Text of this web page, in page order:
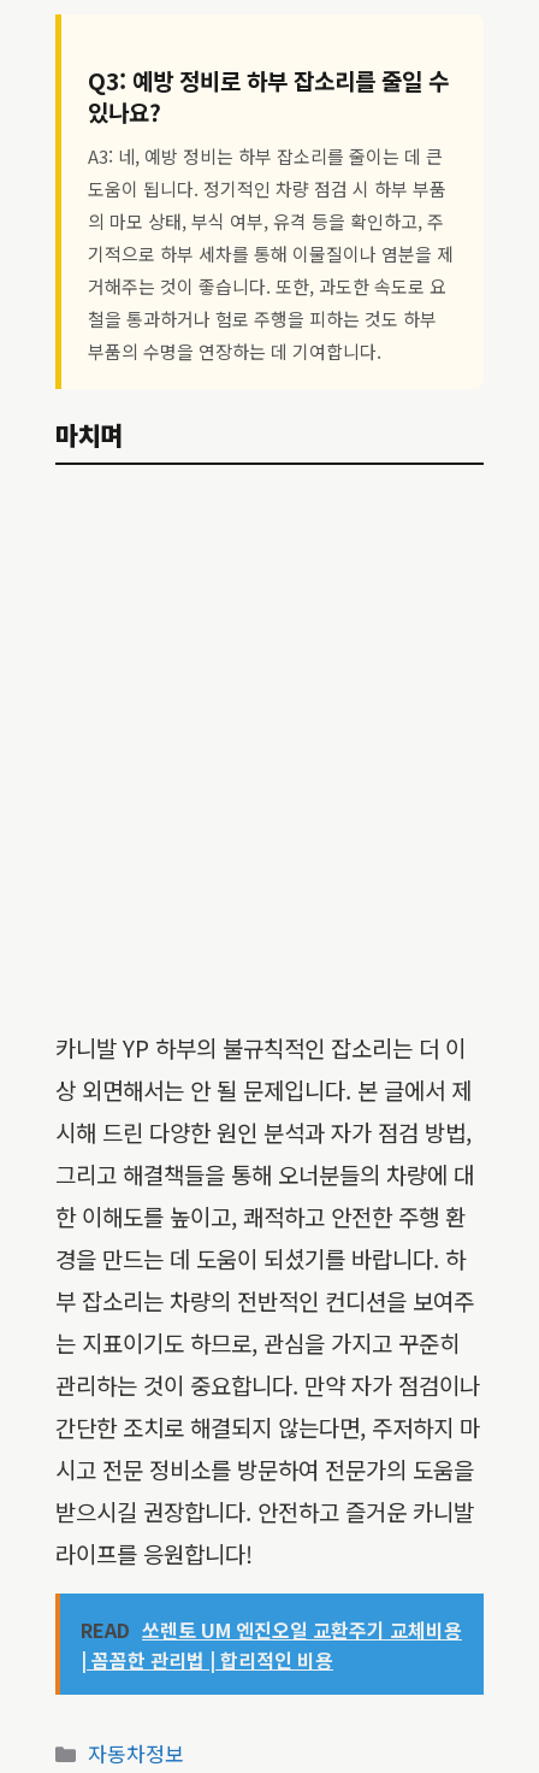
Q3: 예방 정비로 하부 잡소리를 줄일 수
있나요?
A3: 네, 예방 정비는 하부 잡소리를 줄이는 데 큰
도움이 됩니다. 정기적인 차량 점검 시 하부 부품
의 마모 상태, 부식 여부, 유격 등을 확인하고, 주
기적으로 하부 세차를 통해 이물질이나 염분을 제
거해주는 것이 좋습니다. 또한, 과도한 속도로 요
철을 통과하거나 험로 주행을 피하는 것도 하부
부품의 수명을 연장하는 데 기여합니다.
마치며
카니발 YP 하부의 불규칙적인 잡소리는 더 이
상 외면해서는 안 될 문제입니다. 본 글에서 제
시해 드린 다양한 원인 분석과 자가 점검 방법,
그리고 해결책들을 통해 오너분들의 차량에 대
한 이해도를 높이고, 쾌적하고 안전한 주행 환
경을 만드는 데 도움이 되셨기를 바랍니다. 하
부 잡소리는 차량의 전반적인 컨디션을 보여주
는 지표이기도 하므로, 관심을 가지고 꾸준히
관리하는 것이 중요합니다. 만약 자가 점검이나
간단한 조치로 해결되지 않는다면, 주저하지 마
시고 전문 정비소를 방문하여 전문가의 도움을
받으시길 권장합니다. 안전하고 즐거운 카니발
라이프를 응원합니다!
READ 쏘렌토 UM 엔진오일 교환주기 교체비용
| 꼼꼼한 관리법 | 합리적인 비용
카
자동차정보